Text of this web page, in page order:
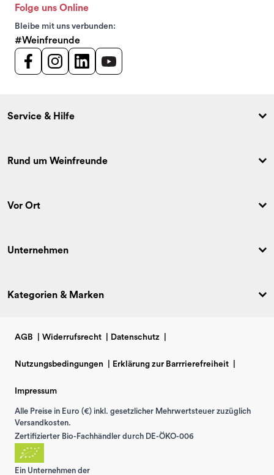
Folge uns Online
Bleibe mit uns verbunden:
#Weinfreunde
Service & Hilfe
Rund um Weinfreunde
Vor Ort
Unternehmen
Kategorien & Marken
AGB Widerrufsrecht Datenschutz
Nutzungsbedingungen Erklärung zur Barrrierefreiheit
Impressum
Alle Preise in Euro (€) inkl. gesetzlicher Mehrwertsteuer zuzüglich
Versandkosten.
Zertifizierter Bio-Fachhändler durch DE-ÖKO-006
Ein Unternehmen der